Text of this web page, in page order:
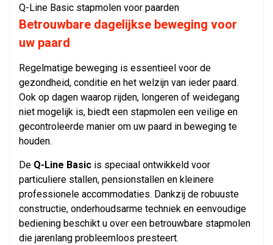
Q-Line Basic stapmolen voor paarden
Betrouwbare dagelijkse beweging voor
uw paard
Regelmatige beweging is essentieel voor de
gezondheid, conditie en het welzijn van ieder paard.
Ook op dagen waarop rijden, longeren of weidegang
niet mogelijk is, biedt een stapmolen een veilige en
gecontroleerde manier om uw paard in beweging te
houden.
De Q-Line Basic is speciaal ontwikkeld voor
particuliere stallen, pensionstallen en kleinere
professionele accommodaties. Dankzij de robuuste
constructie, onderhoudsarme techniek en eenvoudige
bediening beschikt u over een betrouwbare stapmolen
die jarenlang probleemloos presteert.